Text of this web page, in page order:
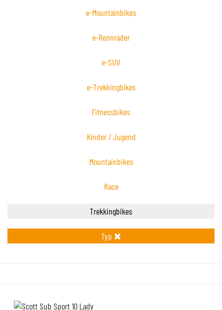
e-Mountainbikes
e-Rennräder
e-SUV
e-Trekkingbikes
Fitnessbikes
Kinder / Jugend
Mountainbikes
Race
Trekkingbikes
Typ